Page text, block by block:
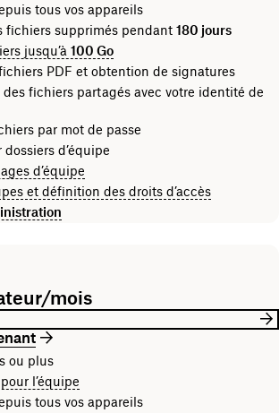
tous vos appareils
fichiers supprimés pendant 180 jours
jusqu’à 100 Go
PDF et obtention de signatures
des fichiers partagés avec votre identité de
par mot de passe
d’équipe
d’équipe
et définition des droits d’accès
mois
ou plus
pour l’équipe
tous vos appareils